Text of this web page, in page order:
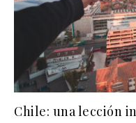
Chile: una lección